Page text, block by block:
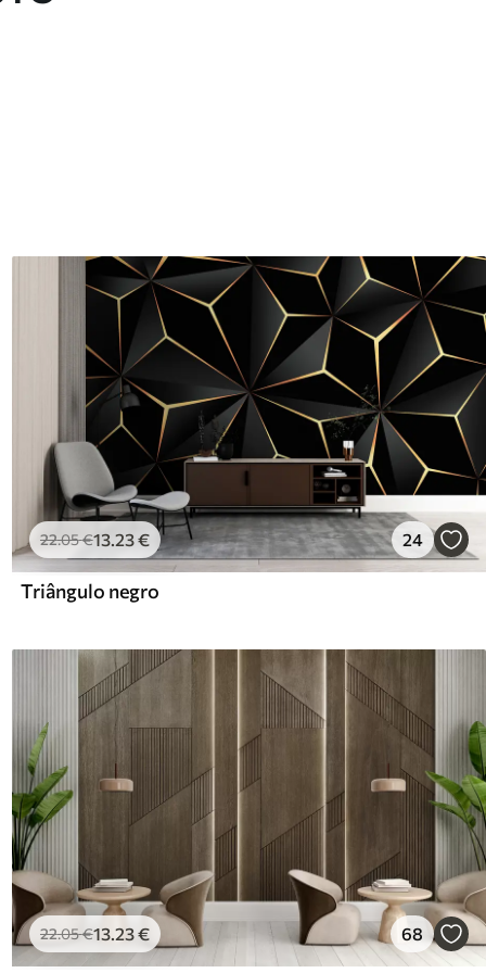
22.05€13.23€ 24
Triângulo negro
22.05€13.23€ 68